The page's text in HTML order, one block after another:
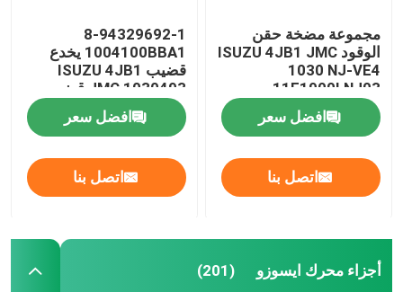
مجموعة مضخة حقن
الوقود ISUZU 4JB1 JMC
1030 NJ-VE4
11F1900LNJ03
افضل سعر
اتصل بنا
8-94329692-1
1004100BBA1 يخدع
قضيب ISUZU 4JB1
JMC 1030493 قضيب
توصيل المحرك
افضل سعر
اتصل بنا
أجزاء محرك ايسوزو (201)